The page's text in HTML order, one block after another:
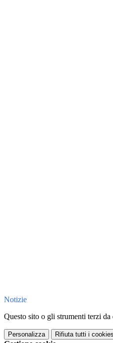
Notizie
Questo sito o gli strumenti terzi
Personalizza Rifiuta tutti i cookies